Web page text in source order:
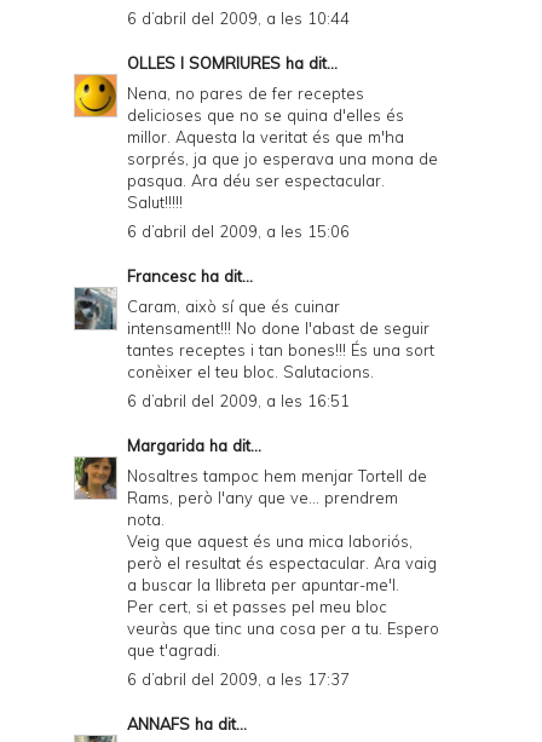
6 d’abril del 2009, a les 10:44
OLLES I SOMRIURES ha dit...
Nena, no pares de fer receptes
delicioses que no se quina d'elles és
millor. Aquesta la veritat és que m'ha
sorprés, ja que jo esperava una mona de
pasqua. Ara déu ser espectacular.
Salut!!!!!
6 d’abril del 2009, a les 15:06
Francesc ha dit...
Caram, això sí que és cuinar
intensament!!! No done l'abast de seguir
tantes receptes i tan bones!!! És una sort
conèixer el teu bloc. Salutacions.
6 d’abril del 2009, a les 16:51
Margarida ha dit...
Nosaltres tampoc hem menjar Tortell de
Rams, però l'any que ve... prendrem
nota.
Veig que aquest és una mica laboriós,
però el resultat és espectacular. Ara vaig
a buscar la llibreta per apuntar-me'l.
Per cert, si et passes pel meu bloc
veuràs que tinc una cosa per a tu. Espero
que t'agradi.
6 d’abril del 2009, a les 17:37
ANNAFS ha dit...